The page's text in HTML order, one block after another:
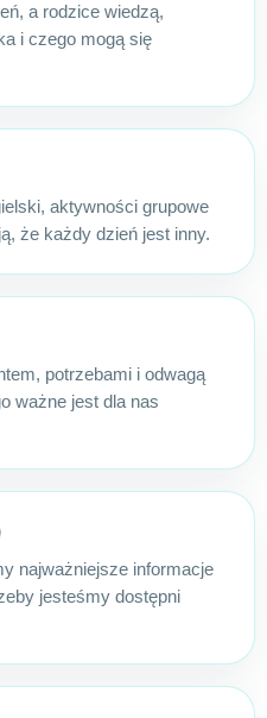
a rodzice wiedzą,
i czego mogą się
aktywności grupowe
że każdy dzień jest inny.
potrzebami i odwagą
ważne jest dla nas
najważniejsze informacje
jesteśmy dostępni